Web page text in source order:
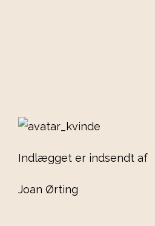
Indlægget er indsendt af
Joan Ørting